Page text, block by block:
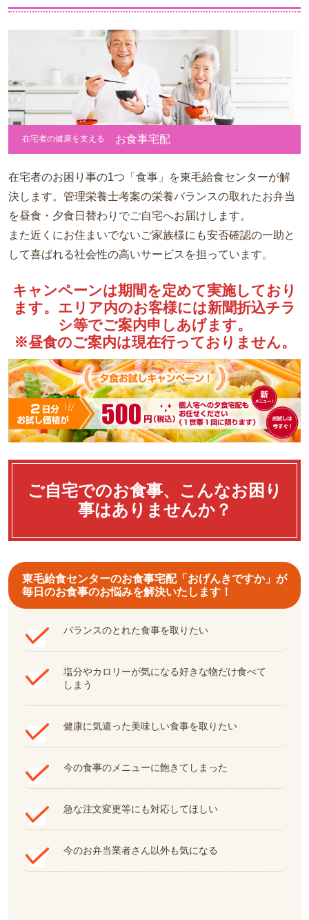
会社概要
事務所紹介
お客様の声
よくあるご質問
お知らせ
お問い合わせ
試食申込
採用情報
プライバシーポリシー
在宅者の健康を支える お食事宅配
在宅者のお困り事の1つ「食事」を東毛給食センターが解
決します。管理栄養士考案の栄養バランスの取れたお弁当
を昼食・夕食日替わりでご自宅へお届けします。
また近くにお住まいでないご家族様にも安否確認の一助と
して喜ばれる社会性の高いサービスを担っています。
キャンペーンは期間を定めて実施しており
ます。エリア内のお客様には新聞折込チラ
シ等でご案内申しあげます。
※昼食のご案内は現在行っておりません。
ご自宅でのお食事、こんなお困り
事はありませんか？
東毛給食センターのお食事宅配「おげんきですか」が
毎日のお食事のお悩みを解決いたします！
バランスのとれた食事を取りたい
塩分やカロリーが気になる好きな物だけ食べて
しまう
健康に気遣った美味しい食事を取りたい
今の食事のメニューに飽きてしまった
急な注文変更等にも対応してほしい
今のお弁当業者さん以外も気になる